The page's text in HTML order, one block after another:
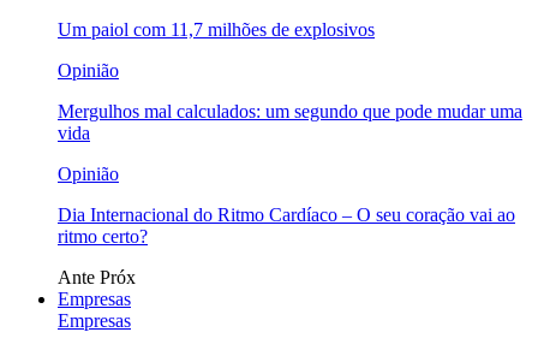
Um paiol com 11,7 milhões de explosivos
Opinião
Mergulhos mal calculados: um segundo que pode mudar uma
vida
Opinião
Dia Internacional do Ritmo Cardíaco – O seu coração vai ao
ritmo certo?
Ante Próx
Empresas
Empresas